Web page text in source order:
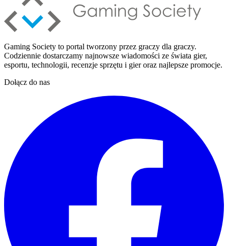
Gaming Society to portal tworzony przez graczy dla graczy.
Codziennie dostarczamy najnowsze wiadomości ze świata gier,
esportu, technologii, recenzje sprzętu i gier oraz najlepsze promocje.
Dołącz do nas